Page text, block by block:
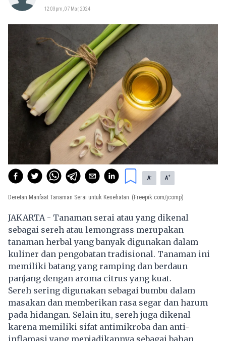
12:03pm, 07 Mar, 2024
A- A+
Deretan Manfaat Tanaman Serai untuk Kesehatan (Freepik.com/jcomp)
JAKARTA - Tanaman serai atau yang dikenal
sebagai sereh atau lemongrass merupakan
tanaman herbal yang banyak digunakan dalam
kuliner dan pengobatan tradisional. Tanaman ini
memiliki batang yang ramping dan berdaun
panjang dengan aroma citrus yang kuat.
Sereh sering digunakan sebagai bumbu dalam
masakan dan memberikan rasa segar dan harum
pada hidangan. Selain itu, sereh juga dikenal
karena memiliki sifat antimikroba dan anti-